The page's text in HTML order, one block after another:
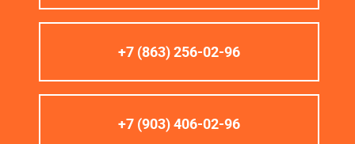
+7 (863) 256-02-96
+7 (903) 406-02-96